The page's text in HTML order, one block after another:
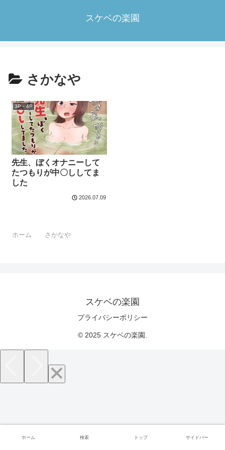
スケベの楽園
さかなや
3P・4P
先生、ぼくオナニーして
たつもりが中〇ししてま
した
2026.07.09
ホーム さかなや
スケベの楽園
プライバシーポリシー
© 2025 スケベの楽園.
ホーム 検索 トップ サイドバー